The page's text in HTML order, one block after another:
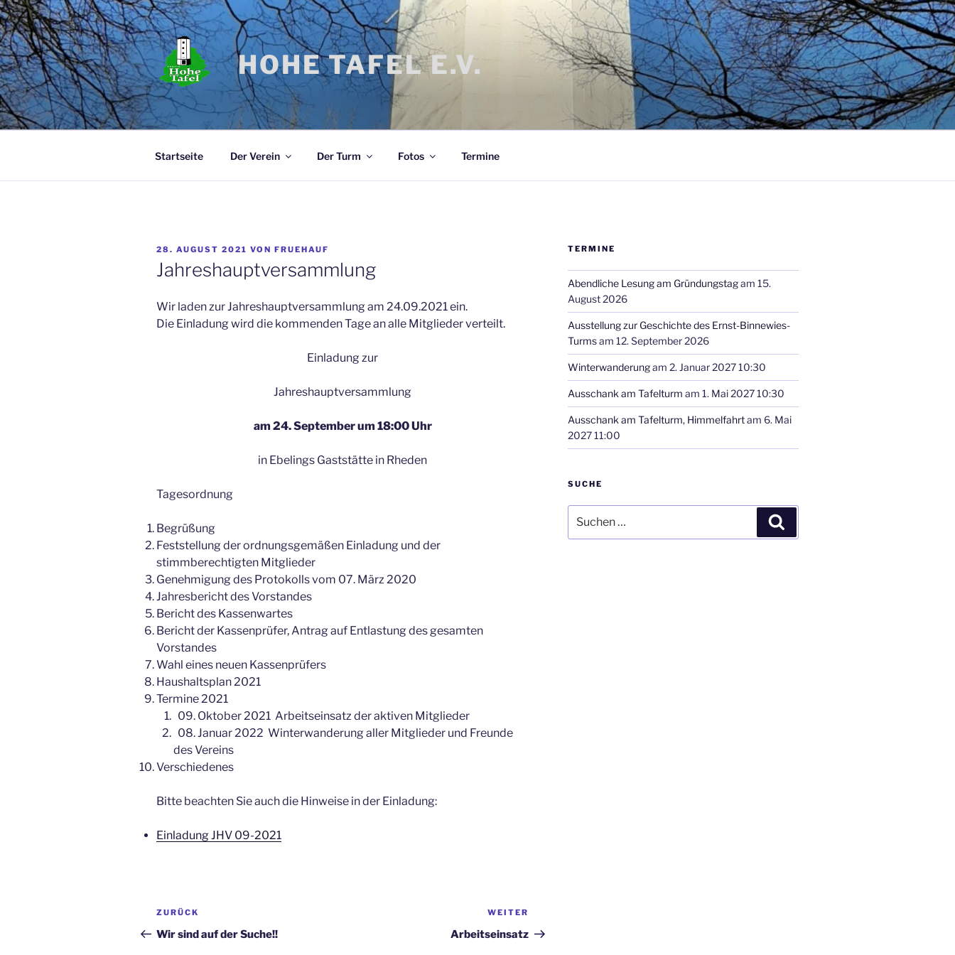
Zum
Inhalt
springen
HOHE TAFEL E.V.
Startseite Der Verein Der Turm Fotos Termine
VERÖFFENTLICHT
AM
28. AUGUST 2021 VON FRUEHAUF
Jahreshauptversammlung
Wir laden zur Jahreshauptversammlung am 24.09.2021 ein.
Die Einladung wird die kommenden Tage an alle Mitglieder verteilt.
Einladung zur
Jahreshauptversammlung
am 24. September um 18:00 Uhr
in Ebelings Gaststätte in Rheden
Tagesordnung
Begrüßung
Feststellung der ordnungsgemäßen Einladung und der
stimmberechtigten Mitglieder
Genehmigung des Protokolls vom 07. März 2020
Jahresbericht des Vorstandes
Bericht des Kassenwartes
Bericht der Kassenprüfer, Antrag auf Entlastung des gesamten
Vorstandes
Wahl eines neuen Kassenprüfers
Haushaltsplan 2021
Termine 2021
09. Oktober 2021 Arbeitseinsatz der aktiven Mitglieder
08. Januar 2022 Winterwanderung aller Mitglieder und Freunde
des Vereins
Verschiedenes
Bitte beachten Sie auch die Hinweise in der Einladung:
Einladung JHV 09-2021
Beitragsnavigation
Vorheriger
Beitrag
ZURÜCK
Wir sind auf der Suche!!
Beitrag
WEITER
Arbeitseinsatz
TERMINE
Abendliche Lesung am Gründungstagam 15.
August 2026
Ausstellung zur Geschichte des Ernst-Binnewies-
Turmsam 12. September 2026
Winterwanderungam 2. Januar 2027 10:30
Ausschank am Tafelturm am 1. Mai 2027 10:30
Ausschank am Tafelturm, Himmelfahrtam 6. Mai
2027 11:00
SUCHE
nach: